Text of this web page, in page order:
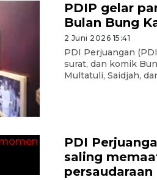
PDIP gelar
Bulan Bung
2 Juni 2026 15:41
PDI Perjuangan
surat, dan komik
Multatuli, Saidjah,
PDI
saling
persaudaraan